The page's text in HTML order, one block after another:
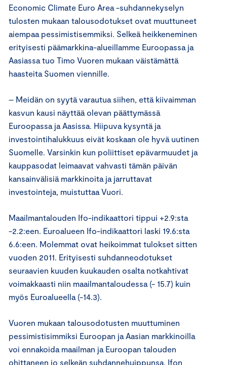
Economic Climate Euro Area -suhdannekyselyn
tulosten mukaan talousodotukset ovat muuttuneet
aiempaa pessimistisemmiksi. Selkeä heikkeneminen
erityisesti päämarkkina-alueillamme Euroopassa ja
Aasiassa tuo Timo Vuoren mukaan väistämättä
haasteita Suomen viennille.
– Meidän on syytä varautua siihen, että kiivaimman
kasvun kausi näyttää olevan päättymässä
Euroopassa ja Aasissa. Hiipuva kysyntä ja
investointihalukkuus eivät koskaan ole hyvä uutinen
Suomelle. Varsinkin kun poliittiset epävarmuudet ja
kauppasodat leimaavat vahvasti tämän päivän
kansainvälisiä markkinoita ja jarruttavat
investointeja, muistuttaa Vuori.
Maailmantalouden Ifo-indikaattori tippui +2.9:sta
-2.2:een. Euroalueen Ifo-indikaattori laski 19.6:sta
6.6:een. Molemmat ovat heikoimmat tulokset sitten
vuoden 2011. Erityisesti suhdanneodotukset
seuraavien kuuden kuukauden osalta notkahtivat
voimakkaasti niin maailmantaloudessa (- 15.7) kuin
myös Euroalueella (-14.3).
Vuoren mukaan talousodotusten muuttuminen
pessimistisimmiksi Euroopan ja Aasian markkinoilla
voi ennakoida maailman ja Euroopan talouden
ohittaneen jo selkeän suhdannehuippunsa. Ifon